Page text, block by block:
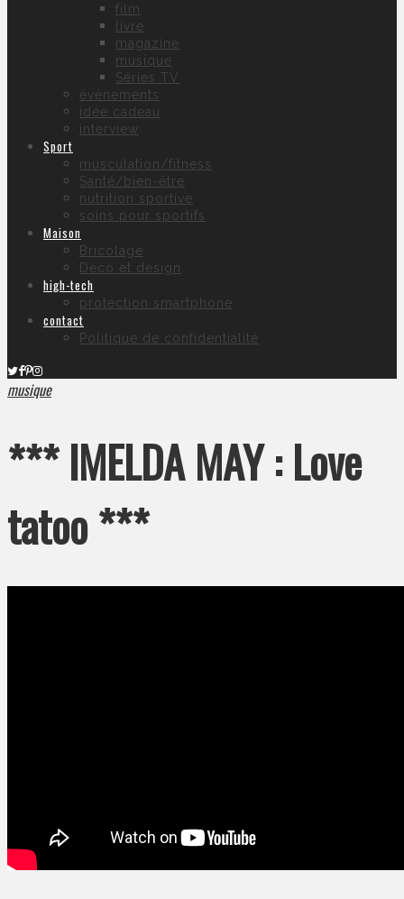
film
livre
magazine
musique
Séries TV
évènements
idée cadeau
interview
Sport
musculation/fitness
Santé/bien-être
nutrition sportive
soins pour sportifs
Maison
Bricolage
Déco et design
high-tech
protection smartphone
contact
Politique de confidentialité
musique
*** IMELDA MAY : Love
tatoo ***